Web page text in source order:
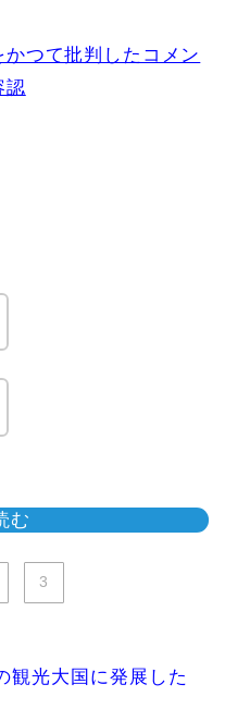
つて批判したコメン
認
む
3
観光大国に発展した